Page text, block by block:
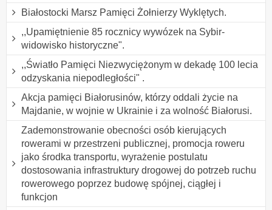
Białostocki Marsz Pamięci Żołnierzy Wyklętych.
,,Upamiętnienie 85 rocznicy wywózek na Sybir-
widowisko historyczne".
,,Światło Pamięci Niezwyciężonym w dekadę 100 lecia
odzyskania niepodległości" .
Akcja pamięci Białorusinów, którzy oddali życie na
Majdanie, w wojnie w Ukrainie i za wolność Białorusi.
Zademonstrowanie obecności osób kierujących
rowerami w przestrzeni publicznej, promocja roweru
jako środka transportu, wyrażenie postulatu
dostosowania infrastruktury drogowej do potrzeb ruchu
rowerowego poprzez budowę spójnej, ciągłej i
funkcjon